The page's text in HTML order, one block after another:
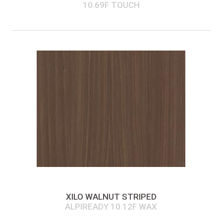
10.69F TOUCH
XILO WALNUT STRIPED
ALPIREADY 10.12F WAX